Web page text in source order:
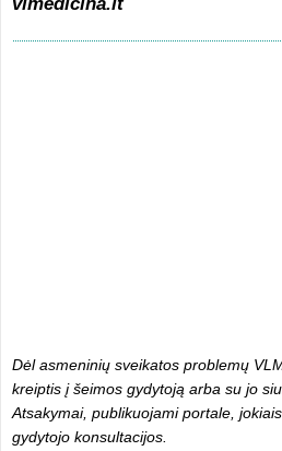
Dėl asmeninių sveikatos problemų
kreiptis į šeimos gydytoją arba su jo
Atsakymai, publikuojami portale,
gydytojo konsultacijos.